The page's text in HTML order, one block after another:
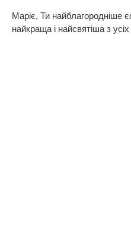
Маріє, Ти найблагородніше
найкраща і найсвятіша з усіх